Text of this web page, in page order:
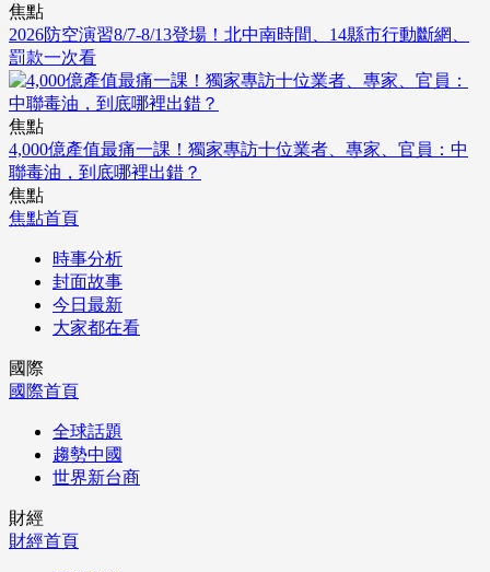
焦點
2026防空演習8/7-8/13登場！北中南時間、14縣市行動斷網、
罰款一次看
焦點
4,000億產值最痛一課！獨家專訪十位業者、專家、官員：中
聯毒油，到底哪裡出錯？
焦點
焦點首頁
時事分析
封面故事
今日最新
大家都在看
國際
國際首頁
全球話題
趨勢中國
世界新台商
財經
財經首頁